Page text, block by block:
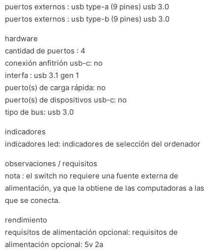
puertos externos : usb type-a (9 pines) usb 3.0
puertos externos : usb type-b (9 pines) usb 3.0
hardware
cantidad de puertos : 4
conexión anfitrión usb-c: no
interfa : usb 3.1 gen 1
puerto(s) de carga rápida: no
puerto(s) de dispositivos usb-c: no
tipo de bus: usb 3.0
indicadores
indicadores led: indicadores de selección del ordenador
observaciones / requisitos
nota : el switch no requiere una fuente externa de
alimentación, ya que la obtiene de las computadoras a las
que se conecta.
rendimiento
requisitos de alimentación opcional: requisitos de
alimentación opcional: 5v 2a